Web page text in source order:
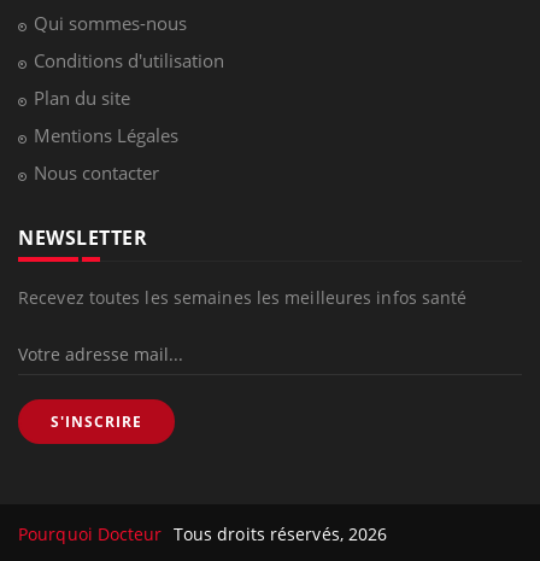
Qui sommes-nous
Conditions d'utilisation
Plan du site
Mentions Légales
Nous contacter
NEWSLETTER
Recevez toutes les semaines les meilleures infos santé
S'INSCRIRE
Pourquoi Docteur Tous droits réservés, 2026